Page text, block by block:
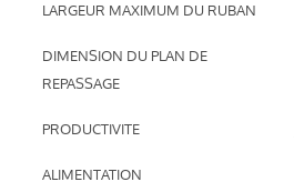
LARGEUR MAXIMUM DU RUBAN
DIMENSION DU PLAN DE
REPASSAGE
PRODUCTIVITE
ALIMENTATION